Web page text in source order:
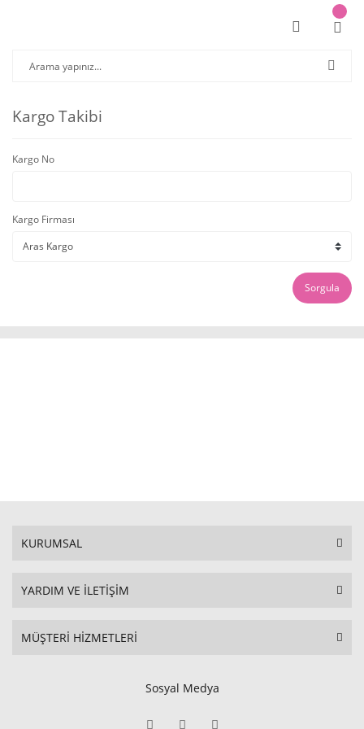
Kargo Takibi
Kargo No
Kargo Firması
Sorgula
KURUMSAL
YARDIM VE İLETİŞİM
MÜŞTERİ HİZMETLERİ
Sosyal Medya